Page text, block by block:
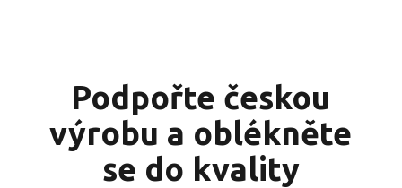
Podpořte českou
výrobu a oblékněte
se do kvality